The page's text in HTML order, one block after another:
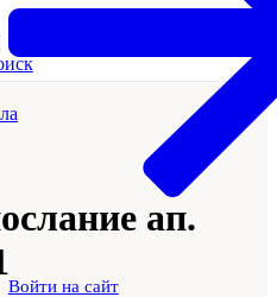
Войти на сайт
ап.